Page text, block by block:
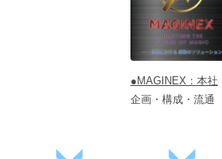
●MAGINEX：本社
企画・構成・流通